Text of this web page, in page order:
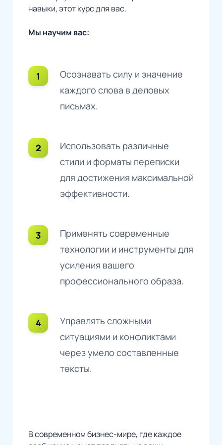
навыки, этот курс для вас.
Мы научим вас:
Осознавать силу и значение
каждого слова в деловых
письмах.
Использовать различные
стили и форматы переписки
для достижения максимальной
эффективности.
Применять современные
технологии и инструменты для
усиления вашего
профессионального образа.
Управлять сложными
ситуациями и конфликтами
через умело составленные
тексты.
В современном бизнес-мире, где каждое